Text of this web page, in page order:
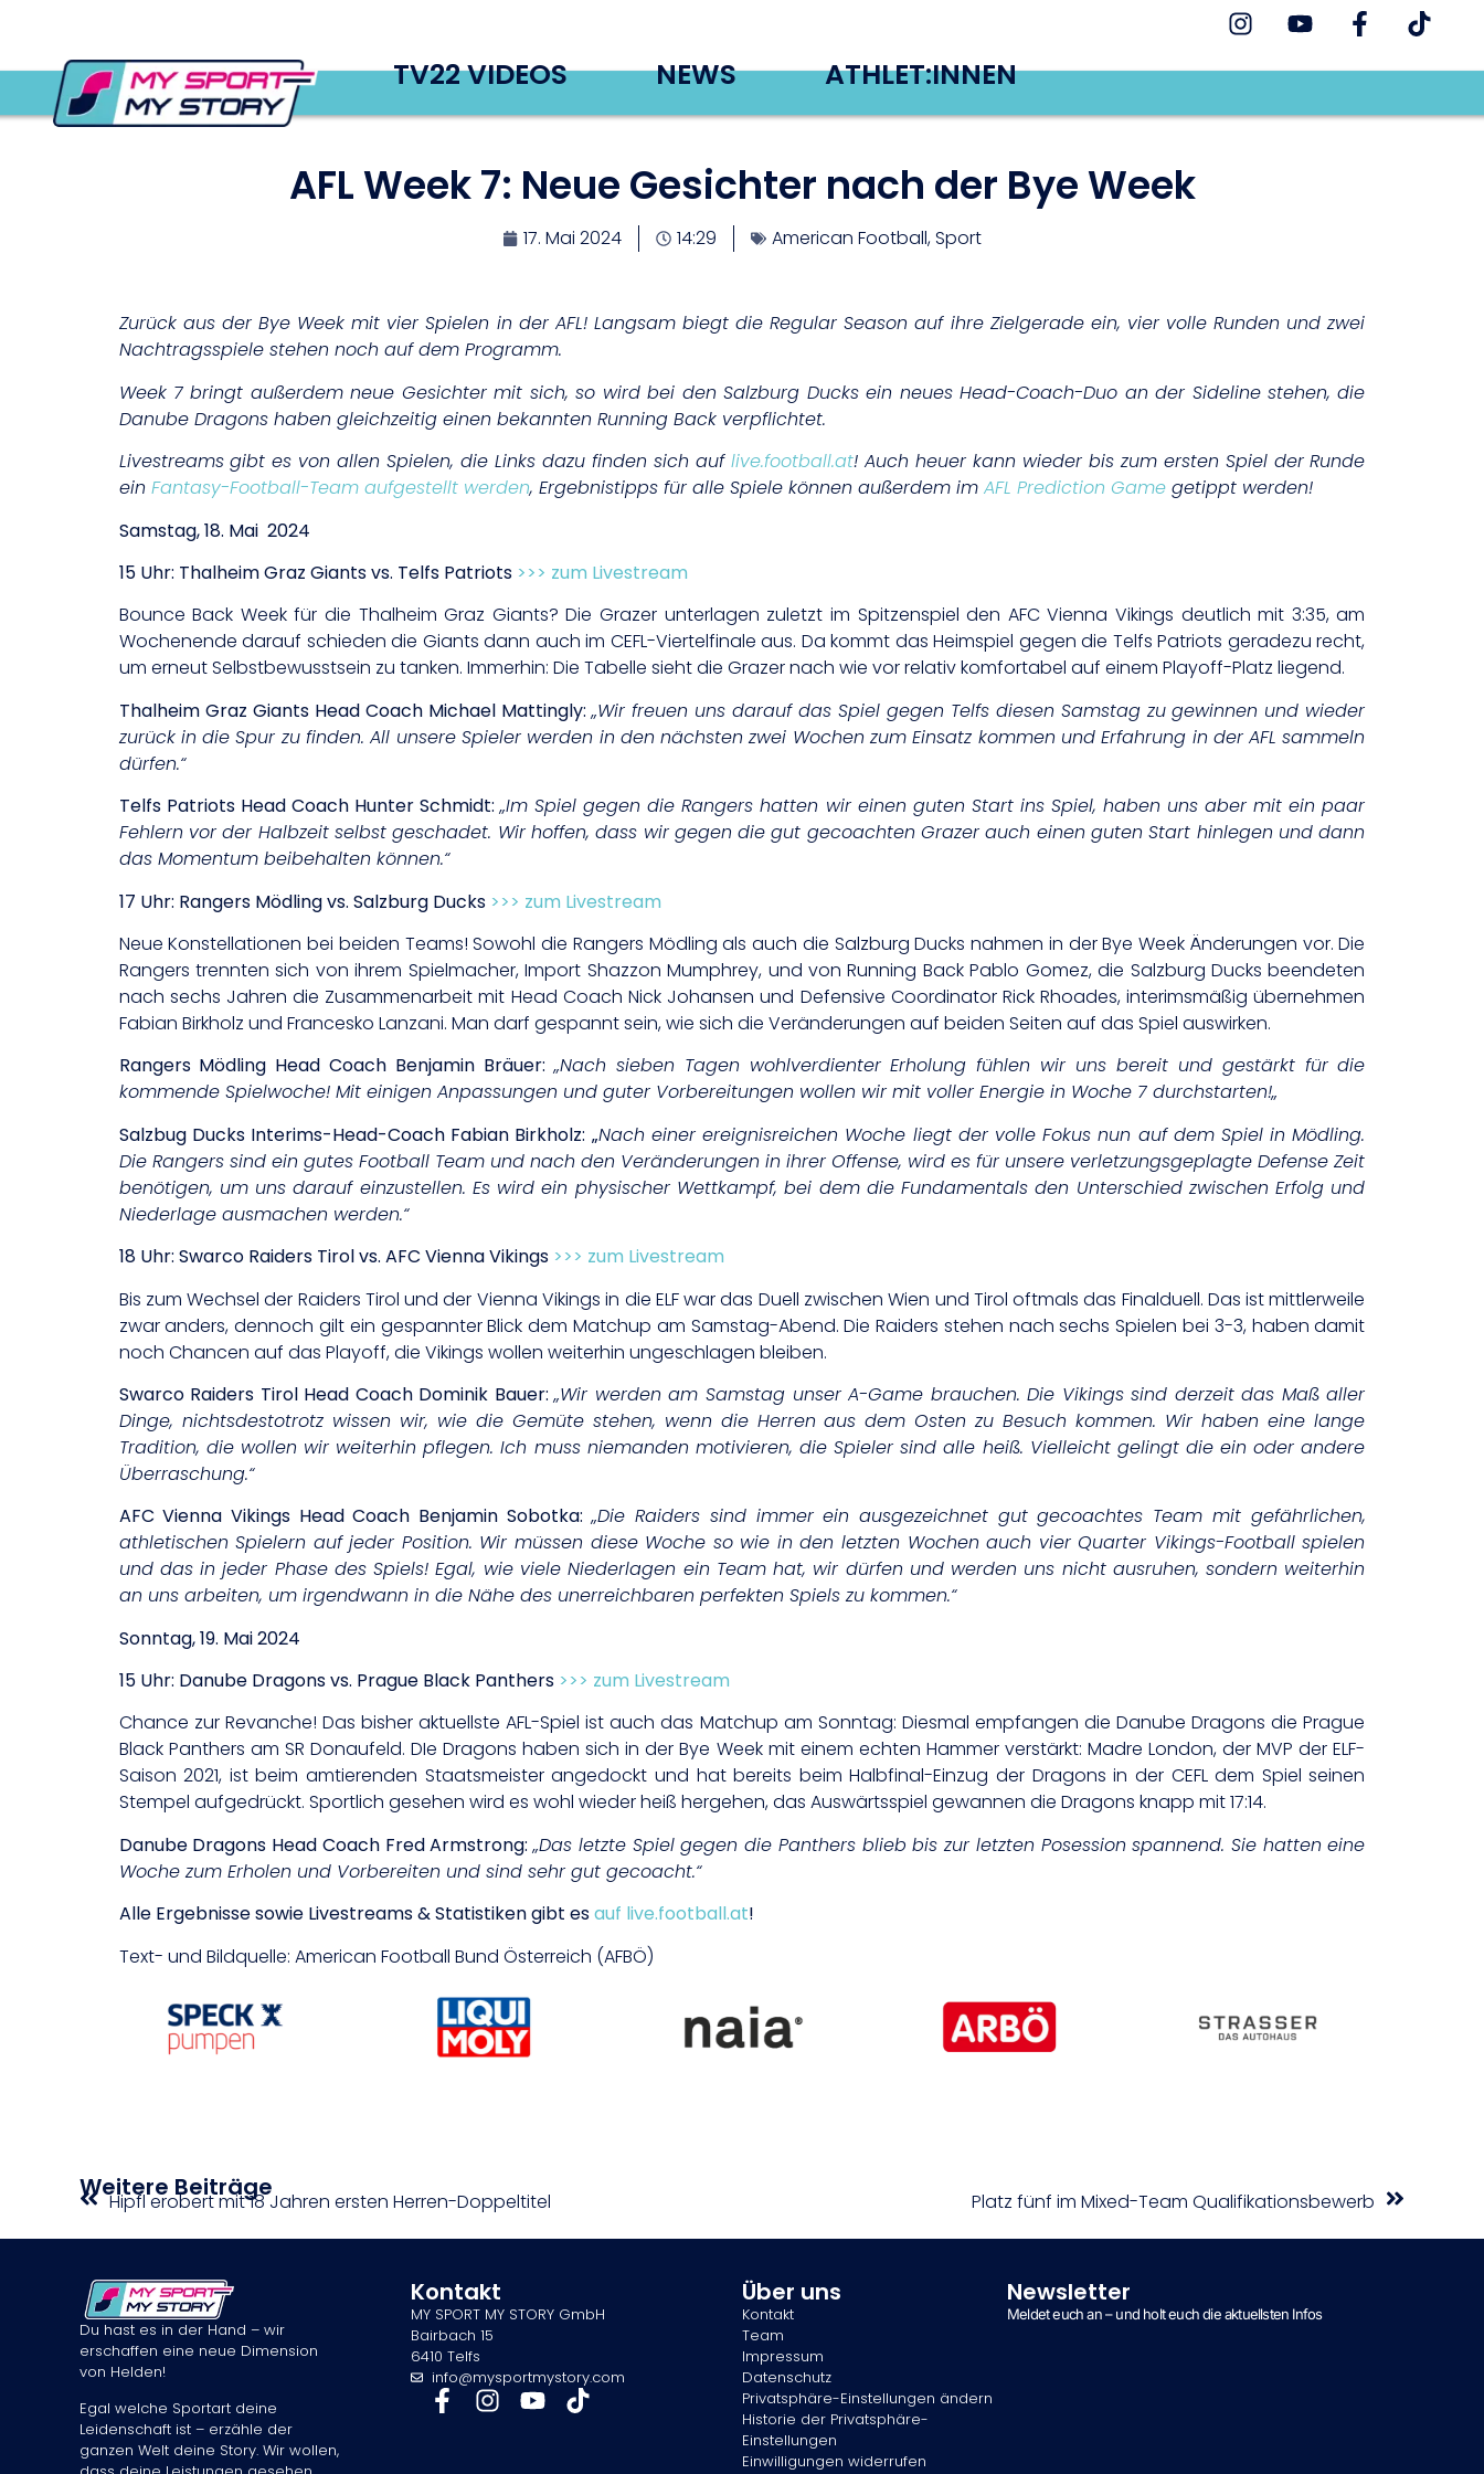
TV22 VIDEOS NEWS ATHLET:INNEN
AFL Week 7: Neue Gesichter nach der Bye Week
17. Mai 2024 14:29 American Football,Sport
Zurück aus der Bye Week mit vier Spielen in der AFL! Langsam biegt die Regular Season auf ihre Zielgerade ein, vier volle Runden und zwei
Nachtragsspiele stehen noch auf dem Programm.
Week 7 bringt außerdem neue Gesichter mit sich, so wird bei den Salzburg Ducks ein neues Head-Coach-Duo an der Sideline stehen, die
Danube Dragons haben gleichzeitig einen bekannten Running Back verpflichtet.
Livestreams gibt es von allen Spielen, die Links dazu finden sich auf live.football.at! Auch heuer kann wieder bis zum ersten Spiel der Runde
ein Fantasy-Football-Team aufgestellt werden, Ergebnistipps für alle Spiele können außerdem im AFL Prediction Gamegetippt werden!
Samstag, 18. Mai 2024
15 Uhr: Thalheim Graz Giants vs. Telfs Patriots >>> zum Livestream
Bounce Back Week für die Thalheim Graz Giants? Die Grazer unterlagen zuletzt im Spitzenspiel den AFC Vienna Vikings deutlich mit 3:35, am
Wochenende darauf schieden die Giants dann auch im CEFL-Viertelfinale aus. Da kommt das Heimspiel gegen die Telfs Patriots geradezu recht,
um erneut Selbstbewusstsein zu tanken. Immerhin: Die Tabelle sieht die Grazer nach wie vor relativ komfortabel auf einem Playoff-Platz liegend.
Thalheim Graz Giants Head Coach Michael Mattingly:„Wir freuen uns darauf das Spiel gegen Telfs diesen Samstag zu gewinnen und wieder
zurück in die Spur zu finden. All unsere Spieler werden in den nächsten zwei Wochen zum Einsatz kommen und Erfahrung in der AFL sammeln
dürfen.“
Telfs Patriots Head Coach Hunter Schmidt:„Im Spiel gegen die Rangers hatten wir einen guten Start ins Spiel, haben uns aber mit ein paar
Fehlern vor der Halbzeit selbst geschadet. Wir hoffen, dass wir gegen die gut gecoachten Grazer auch einen guten Start hinlegen und dann
das Momentum beibehalten können.“
17 Uhr: Rangers Mödling vs. Salzburg Ducks >>> zum Livestream
Neue Konstellationen bei beiden Teams! Sowohl die Rangers Mödling als auch die Salzburg Ducks nahmen in der Bye Week Änderungen vor. Die
Rangers trennten sich von ihrem Spielmacher, Import Shazzon Mumphrey, und von Running Back Pablo Gomez, die Salzburg Ducks beendeten
nach sechs Jahren die Zusammenarbeit mit Head Coach Nick Johansen und Defensive Coordinator Rick Rhoades, interimsmäßig übernehmen
Fabian Birkholz und Francesko Lanzani. Man darf gespannt sein, wie sich die Veränderungen auf beiden Seiten auf das Spiel auswirken.
Rangers Mödling Head Coach Benjamin Bräuer:„Nach sieben Tagen wohlverdienter Erholung fühlen wir uns bereit und gestärkt für die
kommende Spielwoche! Mit einigen Anpassungen und guter Vorbereitungen wollen wir mit voller Energie in Woche 7 durchstarten!„
Salzbug Ducks Interims-Head-Coach Fabian Birkholz: „Nach einer ereignisreichen Woche liegt der volle Fokus nun auf dem Spiel in Mödling.
Die Rangers sind ein gutes Football Team und nach den Veränderungen in ihrer Offense, wird es für unsere verletzungsgeplagte Defense Zeit
benötigen, um uns darauf einzustellen. Es wird ein physischer Wettkampf, bei dem die Fundamentals den Unterschied zwischen Erfolg und
Niederlage ausmachen werden.“
18 Uhr: Swarco Raiders Tirol vs. AFC Vienna Vikings >>> zum Livestream
Bis zum Wechsel der Raiders Tirol und der Vienna Vikings in die ELF war das Duell zwischen Wien und Tirol oftmals das Finalduell. Das ist mittlerweile
zwar anders, dennoch gilt ein gespannter Blick dem Matchup am Samstag-Abend. Die Raiders stehen nach sechs Spielen bei 3-3, haben damit
noch Chancen auf das Playoff, die Vikings wollen weiterhin ungeschlagen bleiben.
Swarco Raiders Tirol Head Coach Dominik Bauer:„Wir werden am Samstag unser A-Game brauchen. Die Vikings sind derzeit das Maß aller
Dinge, nichtsdestotrotz wissen wir, wie die Gemüte stehen, wenn die Herren aus dem Osten zu Besuch kommen. Wir haben eine lange
Tradition, die wollen wir weiterhin pflegen. Ich muss niemanden motivieren, die Spieler sind alle heiß. Vielleicht gelingt die ein oder andere
Überraschung.“
AFC Vienna Vikings Head Coach Benjamin Sobotka: „Die Raiders sind immer ein ausgezeichnet gut gecoachtes Team mit gefährlichen,
athletischenSpielern auf jeder Position. Wir müssen diese Woche so wie in den letzten Wochen auch vier Quarter Vikings-Football spielen
und das in jeder Phase des Spiels! Egal, wie vieleNiederlagen ein Team hat, wir dürfen und werden uns nicht ausruhen, sondern weiterhin
an uns arbeiten, um irgendwann in die Nähe des unerreichbaren perfekten Spiels zu kommen.“
Sonntag, 19. Mai 2024
15 Uhr: Danube Dragons vs. Prague Black Panthers >>> zum Livestream
Chance zur Revanche! Das bisher aktuellste AFL-Spiel ist auch das Matchup am Sonntag: Diesmal empfangen die Danube Dragons die Prague
Black Panthers am SR Donaufeld. DIe Dragons haben sich in der Bye Week mit einem echten Hammer verstärkt: Madre London, der MVP der ELF-
Saison 2021, ist beim amtierenden Staatsmeister angedockt und hat bereits beim Halbfinal-Einzug der Dragons in der CEFL dem Spiel seinen
Stempel aufgedrückt. Sportlich gesehen wird es wohl wieder heiß hergehen, das Auswärtsspiel gewannen die Dragons knapp mit 17:14.
Danube Dragons Head Coach Fred Armstrong:„Das letzte Spiel gegen die Panthers blieb bis zur letzten Posession spannend. Sie hatten eine
Woche zum Erholen und Vorbereiten und sind sehr gut gecoacht.“
Alle Ergebnisse sowie Livestreams & Statistiken gibt esauf live.football.at!
Text- und Bildquelle: American Football Bund Österreich (AFBÖ)
Weitere Beiträge
Hipfl erobert mit 18 Jahren ersten Herren-Doppeltitel Platz fünf im Mixed-Team Qualifikationsbewerb
Du hast es in der Hand – wir
erschaffen eine neue Dimension
von Helden!
Egal welche Sportart deine
Leidenschaft ist – erzähle der
ganzen Welt deine Story. Wir wollen,
Kontakt
MY SPORT MY STORY GmbH
Bairbach 15
6410 Telfs
info@mysportmystory.com
Über uns
Kontakt
Team
Impressum
Datenschutz
Privatsphäre-Einstellungen ändern
Historie der Privatsphäre-
Einstellungen
Einwilligungen widerrufen
Newsletter
Meldet euch an – und holt euch die aktuellsten Infos